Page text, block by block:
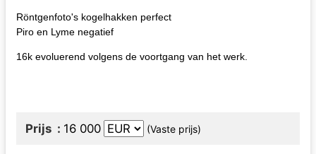
Röntgenfoto's kogelhakken perfect
Piro en Lyme negatief
16k evoluerend volgens de voortgang van het werk.
Prijs 16 000 (Vaste prijs)